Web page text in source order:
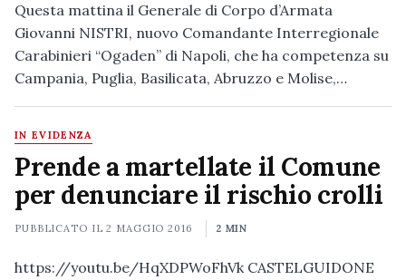
Questa mattina il Generale di Corpo d’Armata
Giovanni NISTRI, nuovo Comandante Interregionale
Carabinieri “Ogaden” di Napoli, che ha competenza su
Campania, Puglia, Basilicata, Abruzzo e Molise,…
IN EVIDENZA
Prende a martellate il Comune
per denunciare il rischio crolli
PUBBLICATO IL2 MAGGIO 2016 2 MIN
https://youtu.be/HqXDPWoFhVk CASTELGUIDONE